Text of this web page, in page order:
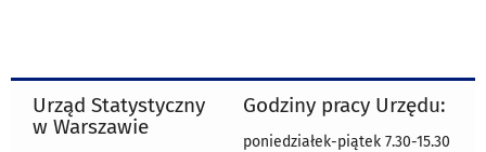
Urząd Statystyczny
w Warszawie
Godziny pracy Urzędu:
poniedziałek-piątek 7.30-15.30